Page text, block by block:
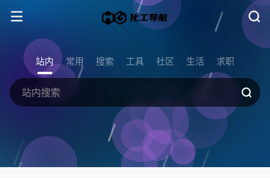
站内 常用 搜索 工具 社区 生活 求职